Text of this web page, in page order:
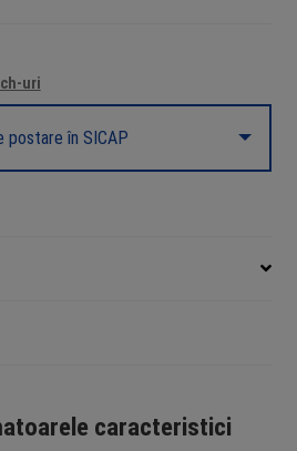
uri
postare în SICAP
caracteristici